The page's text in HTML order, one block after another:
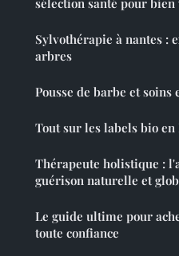
Sylvothérapie à nantes :
arbres
Pousse de barbe et
Tout sur les labels bio en
Thérapeute holistique :
guérison naturelle et
Le guide ultime pour
toute confiance